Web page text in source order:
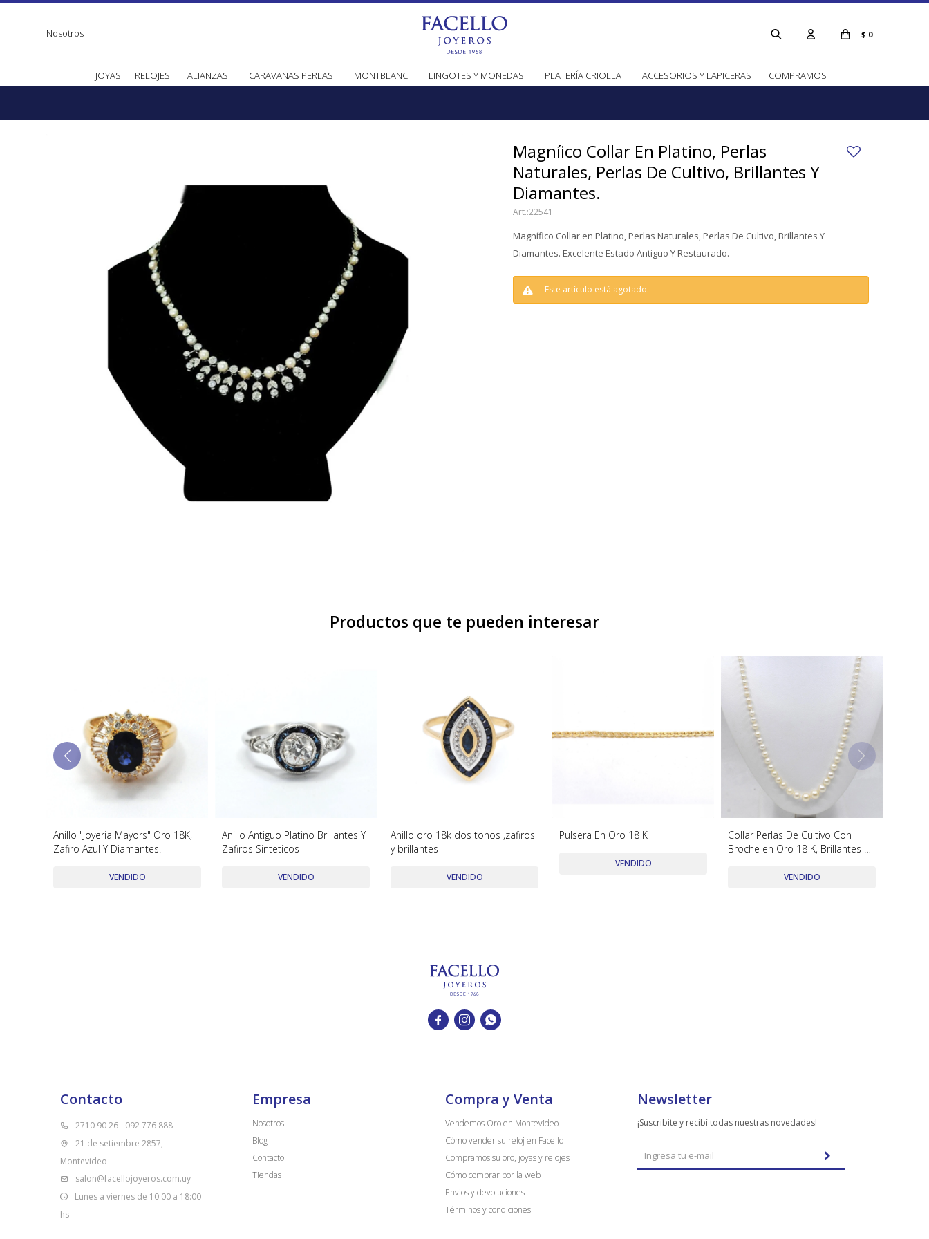
JOYAS RELOJES ALIANZAS CARAVANAS PERLAS MONTBLANC LINGOTES Y MONEDAS PLATERÍA CRIOLLA ACCESORIOS Y LAPICERAS COMPRAMOS
$ 0
Nosotros
Magníico Collar En Platino, Perlas
Naturales, Perlas De Cultivo, Brillantes Y
Diamantes.
22541
Magnífico Collar en Platino, Perlas Naturales, Perlas De Cultivo, Brillantes Y
Diamantes. Excelente Estado Antiguo Y Restaurado.
Este artículo está agotado.
Productos que te pueden interesar
Anillo "Joyeria Mayors" Oro 18K,
Zafiro Azul Y Diamantes.
VENDIDO
Anillo Antiguo Platino Brillantes Y
Zafiros Sinteticos
VENDIDO
Anillo oro 18k dos tonos ,zafiros
y brillantes
VENDIDO
Pulsera En Oro 18 K
VENDIDO
Collar Perlas De Cultivo Con
Broche en Oro 18 K, Brillantes Y
VENDIDO
  
Contacto
2710 90 26 - 092 776 888
21 de setiembre 2857,
Montevideo
salon@facellojoyeros.com.uy
Lunes a viernes de 10:00 a 18:00
hs
Empresa
Nosotros
Blog
Contacto
Tiendas
Compra y Venta
Vendemos Oro en Montevideo
Cómo vender su reloj en Facello
Compramos su oro, joyas y relojes
Cómo comprar por la web
Envios y devoluciones
Términos y condiciones
Newsletter
¡Suscribite y recibí todas nuestras novedades!